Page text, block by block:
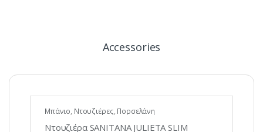
Accessories
Μπάνιο, Ντουζιέρες, Πορσελάνη
Ντουζιέρα SANITANA JULIETA SLIM